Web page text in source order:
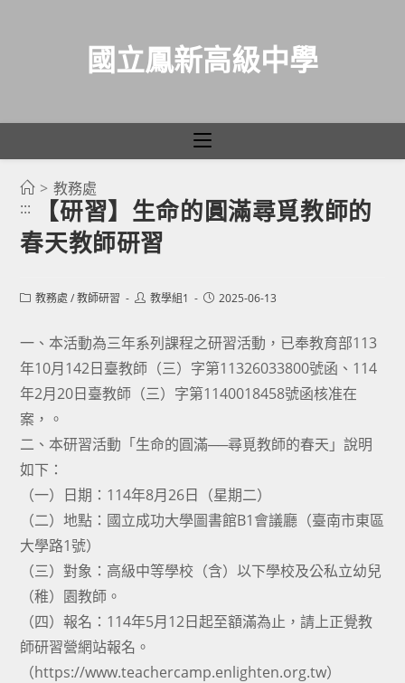
國立鳳新高級中學
> 教務處
:::
【研習】生命的圓滿尋覓教師的
春天教師研習
Post教務處 / 教師研習
Post教學組1
Post2025-06-13
一、本活動為三年系列課程之研習活動，已奉教育部113
年10月142日臺教師（三）字第11326033800號函、114
年2月20日臺教師（三）字第1140018458號函核准在
案，。
二、本研習活動「生命的圓滿──尋覓教師的春天」說明
如下：
（一）日期：114年8月26日（星期二）
（二）地點：國立成功大學圖書館B1會議廳（臺南市東區
大學路1號）
（三）對象：高級中等學校（含）以下學校及公私立幼兒
（稚）園教師。
（四）報名：114年5月12日起至額滿為止，請上正覺教
師研習營網站報名。
（https://www.teachercamp.enlighten.org.tw）